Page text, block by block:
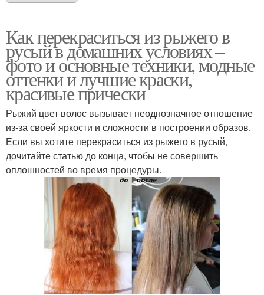
Как перекраситься из рыжего в
русый в домашних условиях –
фото и основные техники, модные
оттенки и лучшие краски,
красивые прически
Рыжий цвет волос вызывает неоднозначное отношение
из-за своей яркости и сложности в построении образов.
Если вы хотите перекраситься из рыжего в русый,
дочитайте статью до конца, чтобы не совершить
оплошностей во время процедуры.